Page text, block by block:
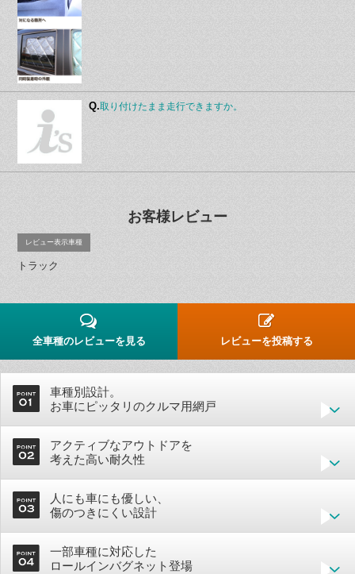
Q.取り付けたまま走行できますか。
お客様レビュー
レビュー表示車種
トラック
全車種のレビューを見る レビューを投稿する
車種別設計。
お車にピッタリのクルマ用網戸
アクティブなアウトドアを
考えた高い耐久性
人にも車にも優しい、
傷のつきにくい設計
一部車種に対応した
ロールインバグネット登場